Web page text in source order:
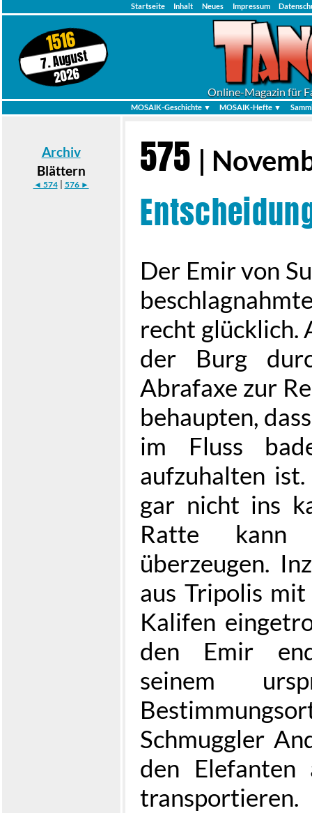
Startseite Inhalt Neues Impressum
1516
7. August
2026
Online-Magazin für
MOSAIK-Geschichte ▼ MOSAIK-Hefte ▼
Archiv
Blättern
◄ 574| 576 ►
575 |
Der Emir von
recht glücklich.
der Burg
Abrafaxe zur
behaupten,
im Fluss
aufzuhalten
gar nicht ins
Ratte
überzeugen.
aus Tripolis
Kalifen
den Emir
seinem
Schmuggler
den
transportieren.